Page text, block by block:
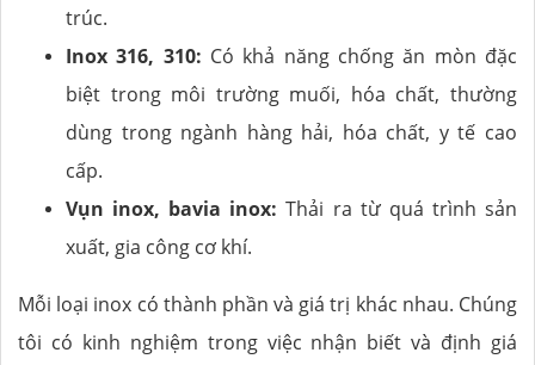
trúc.
Inox 316, 310: Có khả năng chống ăn mòn đặc
biệt trong môi trường muối, hóa chất, thường
dùng trong ngành hàng hải, hóa chất, y tế cao
cấp.
Vụn inox, bavia inox: Thải ra từ quá trình sản
xuất, gia công cơ khí.
Mỗi loại inox có thành phần và giá trị khác nhau. Chúng
tôi có kinh nghiệm trong việc nhận biết và định giá